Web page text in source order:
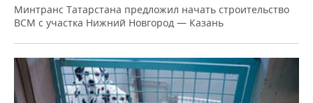
Минтранс Татарстана предложил начать строительство
ВСМ с участка Нижний Новгород — Казань